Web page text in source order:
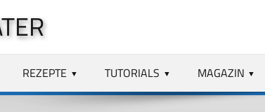
REZEPTE TUTORIALS MAGAZIN